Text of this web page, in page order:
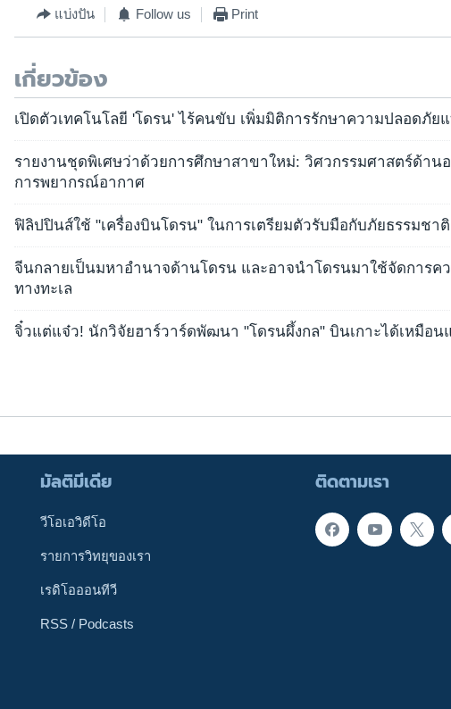
แบ่งปัน Follow us Print
เกี่ยวข้อง
เปิดตัวเทคโนโลยี 'โดรน' ไร้คนขับ เพิ่มมิติการรักษาความปลอดภัย
รายงานชุดพิเศษว่าด้วยการศึกษาสาขาใหม่: วิศวกรรมศาสตร์ด้าน
การพยากรณ์อากาศ
ฟิลิปปินส์ใช้ "เครื่องบินโดรน" ในการเตรียมตัวรับมือกับภัยธรรมชาติ
จีนกลายเป็นมหาอำนาจด้านโดรน และอาจนำโดรนมาใช้จัดการ
ทางทะเล
จิ๋วแต่แจ๋ว! นักวิจัยฮาร์วาร์ดพัฒนา "โดรนผึ้งกล" บินเกาะได้เหมือน
ติดตามเรา
มัลติมีเดีย
วีโอเอวิดีโอ
รายการวิทยุของเรา
เรดิโอออนทีวี
RSS / Podcasts